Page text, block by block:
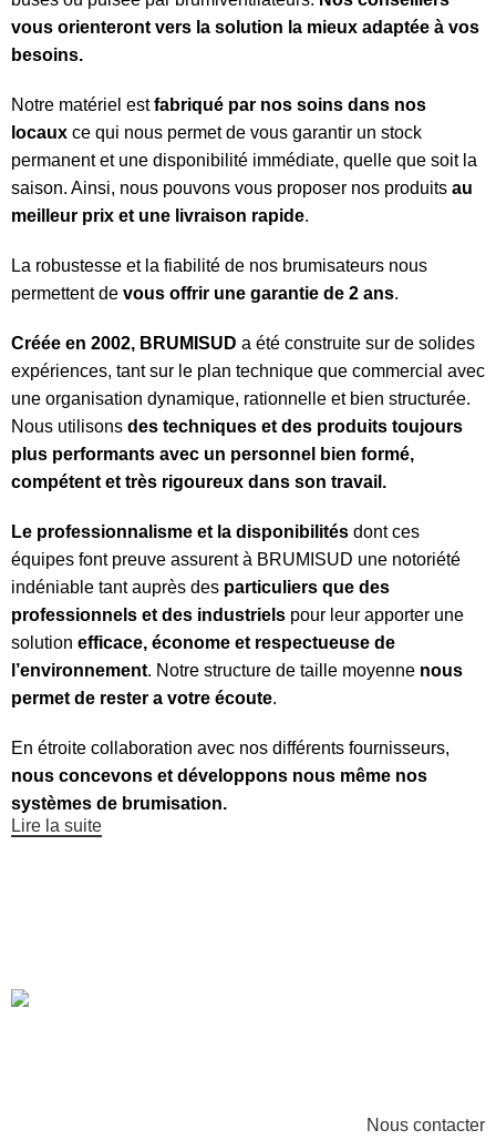
vous orienteront vers la solution la mieux adaptée à vos
besoins.
Notre matériel estfabriqué par nos soins dans nos
locaux ce qui nous permet de vous garantir un stock
permanent et une disponibilité immédiate, quelle que soit la
saison. Ainsi, nous pouvons vous proposer nos produitsau
meilleur prix et une livraison rapide.
La robustesse et la fiabilité de nos brumisateurs nous
permettent devous offrir une garantie de 2 ans.
Créée en 2002, BRUMISUD a été construite sur de solides
expériences, tant sur le plan technique que commercial avec
une organisation dynamique, rationnelle et bien structurée.
Nous utilisonsdes techniques et des produits toujours
plus performants avec un personnel bien formé,
compétent et très rigoureux dans son travail.
Le professionnalisme et la disponibilités dont ces
équipes font preuve assurent à BRUMISUD une notoriété
indéniable tant auprès des particuliers que des
professionnels et des industriels pour leur apporter une
solutionefficace, économe et respectueuse de
l’environnement. Notre structure de taille moyenne nous
permet de rester a votre écoute.
En étroite collaboration avec nos différents fournisseurs,
nous concevons et développons nous même nos
systèmes de brumisation.
Lire la suite
Nous contacter